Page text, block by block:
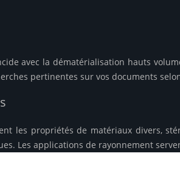
avec la dématérialisation hauts
pertinentes sur vos documents
les propriétés de matériaux divers,
Les applications de rayonnement